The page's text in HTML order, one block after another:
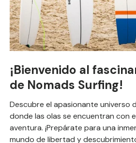
¡Bienvenido al
de Nomads Surfing!
Descubre el apasionante universo
donde las olas se encuentran con
aventura. ¡Prepárate para una
mundo de libertad y